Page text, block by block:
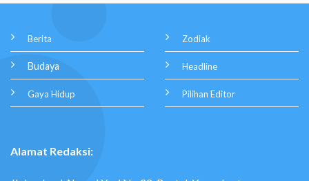
Berita
Budaya
Gaya Hidup
Zodiak
Headline
Pilihan Editor
Alamat Redaksi: